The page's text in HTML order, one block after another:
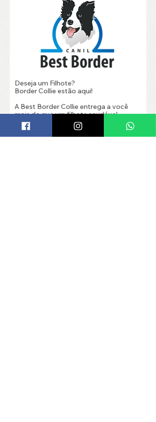
Deseja um Filhote?
Border Collie estão aqui!
A Best Border Collie entrega a você
mais do que um filhote saudável,
vacinado, vermifugado, microchipado
e com pedigree oficial. Aqui você
encontra filhotes com belo porte,